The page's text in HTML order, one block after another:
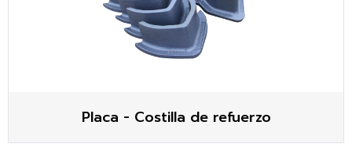
Placa - Costilla de refuerzo